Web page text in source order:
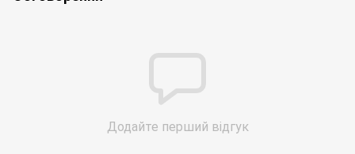
Додайте перший відгук